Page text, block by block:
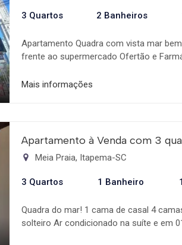
luzes de área comum, contem uma área
gourmet e Playground
3 Quartos 2 Banheiros
Apartamento Quadra com vista mar
frente ao supermercado Ofertão e
suíte (possuindo ar condicionado na
temporada! Consulte valores. Desconto
já a sua reserva!
Mais informações
Apartamento à Venda com 3
Meia Praia, Itapema-SC
3 Quartos 1 Banheiro
Quadra do mar! 1 cama de casal 4
solteiro Ar condicionado na suíte e em